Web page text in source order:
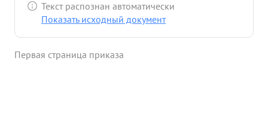
врагу большие потери в живой силе и технике.- 24
20 по 27 августа 1944 года полк захватил в плен
Текст распознан автоматически
Показать исходный документ
Первая страница приказа